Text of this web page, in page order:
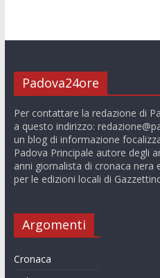
Padova24ore
Per contattare la redazione di
a questo indirizzo:
un blog di informazione
Padova Principale autore degli
anni giornalista di cronaca nera
per le edizioni locali di
Argomenti
Cronaca